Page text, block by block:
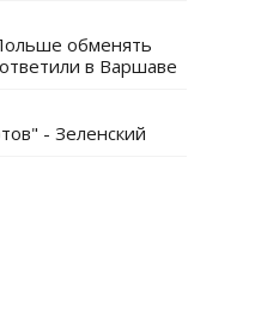
обменять
в Варшаве
- Зеленский